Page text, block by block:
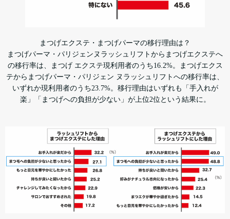
まつげエクステ・まつげパーマの移行理由は？
まつげパーマ・パリジェンヌラッシュリフトからまつげエクステへ
の移行率は、まつげ エクステ現利用者のうち16.2%。まつげエクス
テからまつげパーマ・パリジェン ヌラッシュリフトへの移行率は、
いずれか現利用者のうち23.7%。移行理由はいずれも「手入れが
楽」「まつげへの負担が少ない」が上位2位という結果に。